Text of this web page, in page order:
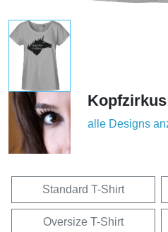
Kopfzirkus
alle Designs
Standard T-Shirt
Oversize T-Shirt